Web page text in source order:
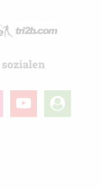
youtube
user-
circle